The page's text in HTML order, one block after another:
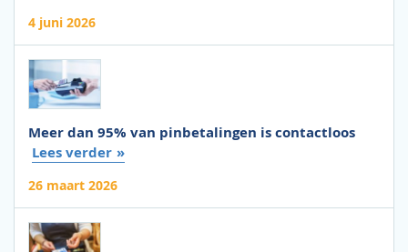
4 juni 2026
Meer dan 95% van pinbetalingen is contactloos
Lees verder
26 maart 2026